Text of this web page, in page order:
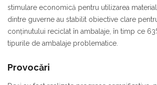
stimulare economică pentru utilizarea
dintre guverne au stabilit obiective clare
conținutului reciclat în ambalaje, în timp ce
tipurile de ambalaje problematice.
Provocări